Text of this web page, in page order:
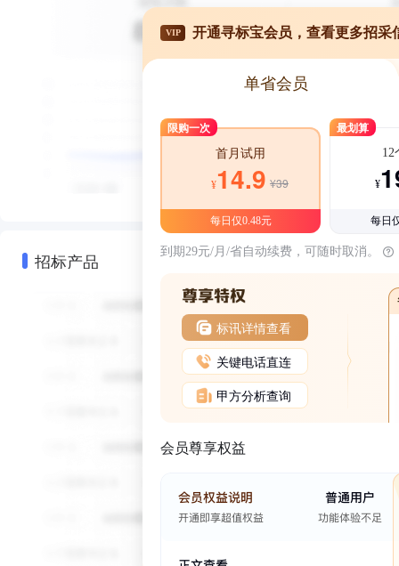
招标产品
VIP 开通寻标宝会员，查看更多招采
单省会员
限购一次
首月试用
¥14.9 ¥39
每日仅0.48元
最划算
12
¥
每日
到期29元/月/省自动续费，可随时取消。
标讯详情查看
关键电话直连
甲方分析查询
会员尊享权益